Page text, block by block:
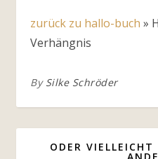
zurück zu hallo-buch »
Verhängnis
By Silke Schröder
ODER